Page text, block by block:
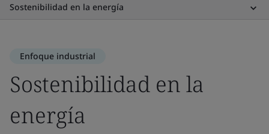
Sostenibilidad en la energía
Enfoque industrial
Sostenibilidad en la
energía